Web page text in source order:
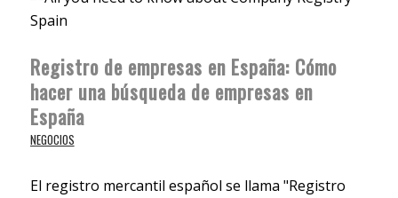
Registro de empresas en España: Cómo
hacer una búsqueda de empresas en
España
NEGOCIOS
El registro mercantil español se llama "Registro